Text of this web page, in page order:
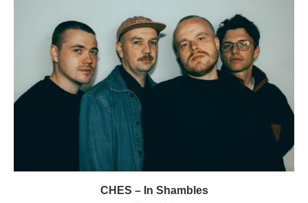
CHES – In Shambles